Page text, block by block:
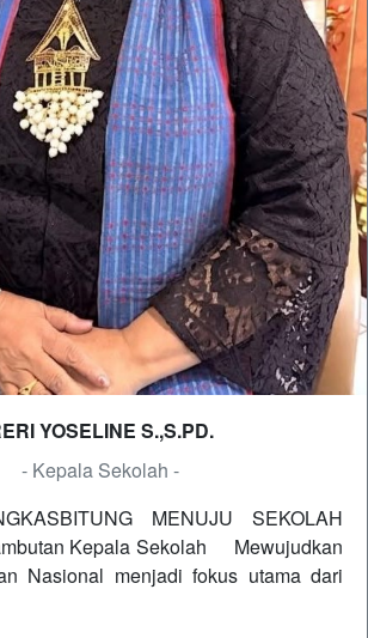
YOSELINE S.,S.PD.
- Kepala Sekolah -
MENUJU SEKOLAH
Kepala Sekolah Mewujudkan
Nasional menjadi fokus utama dari